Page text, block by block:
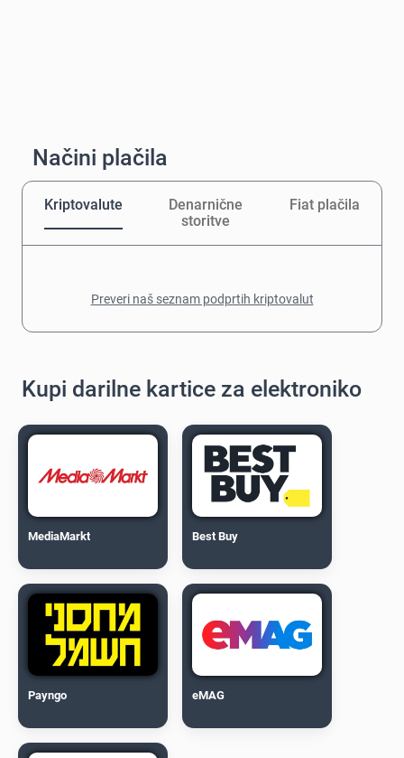
Načini plačila
Kriptovalute
Denarnične
storitve
Fiat plačila
Preveri naš seznam podprtih kriptovalut
Kupi darilne kartice za elektroniko
MediaMarkt Best Buy
Payngo eMAG